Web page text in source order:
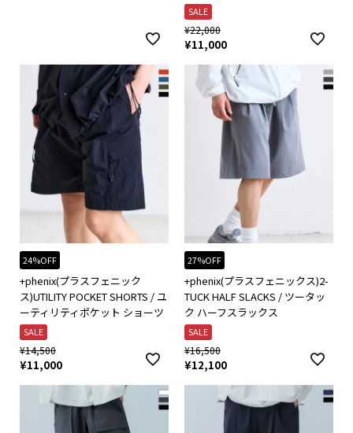
SALE
¥22,000
¥11,000
24%OFF
+phenix(プラスフェニック
ス)UTILITY POCKET SHORTS / ユ
ーティリティポケット ショーツ
SALE
¥14,500
¥11,000
27%OFF
+phenix(プラスフェニックス)2-
TUCK HALF SLACKS / ツータッ
ク ハーフスラックス
SALE
¥16,500
¥12,100